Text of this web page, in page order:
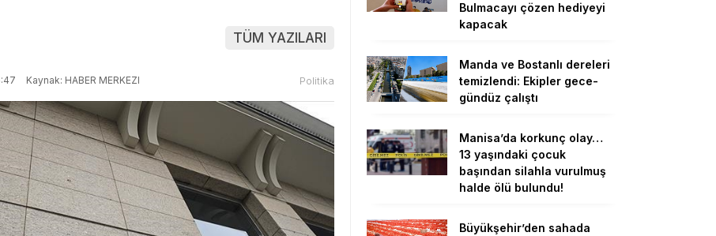
TÜM YAZILARI
Kaynak: HABER MERKEZI Politika
Bulmacayı çözen hediyeyi
kapacak
Manda ve Bostanlı dereleri
temizlendi: Ekipler gece-
gündüz çalıştı
Manisa’da korkunç olay…
13 yaşındaki çocuk
başından silahla vurulmuş
halde ölü bulundu!
Büyükşehir’den sahada